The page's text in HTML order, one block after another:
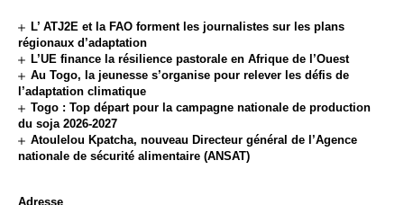
L’ ATJ2E et la FAO forment les journalistes sur les plans
régionaux d’adaptation
L’UE finance la résilience pastorale en Afrique de l’Ouest
Au Togo, la jeunesse s’organise pour relever les défis de
l’adaptation climatique
Togo : Top départ pour la campagne nationale de production
du soja 2026-2027
Atoulelou Kpatcha, nouveau Directeur général de l’Agence
nationale de sécurité alimentaire (ANSAT)
Adresse